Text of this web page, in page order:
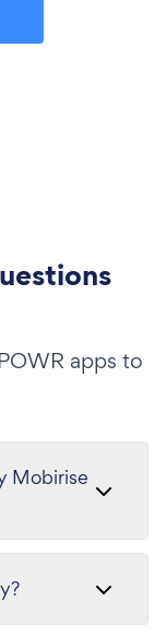
apps to
Mobirise